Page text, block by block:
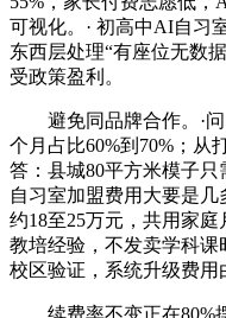
可视化。· 初高中AI自习
东西层处理“有座位无数
受政策盈利。
避免同品牌合作。·问
个月占比60%到70%；从
答：县城80平方米模子只
自习室加盟费用大要是
约18至25万元，共用家
教培经验，不发卖学科课
校区验证，系统升级费用
续费率不变正在80%